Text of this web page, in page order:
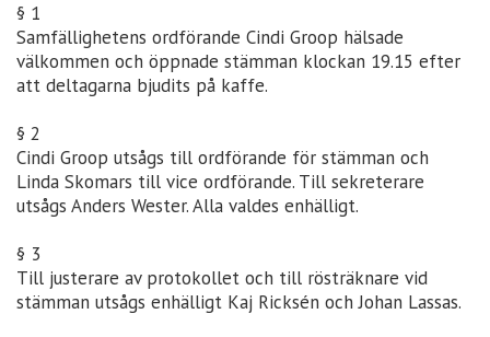
§ 1
Samfällighetens ordförande Cindi Groop hälsade
välkommen och öppnade stämman klockan 19.15 efter
att deltagarna bjudits på kaffe.
§ 2
Cindi Groop utsågs till ordförande för stämman och
Linda Skomars till vice ordförande. Till sekreterare
utsågs Anders Wester. Alla valdes enhälligt.
§ 3
Till justerare av protokollet och till rösträknare vid
stämman utsågs enhälligt Kaj Ricksén och Johan Lassas.